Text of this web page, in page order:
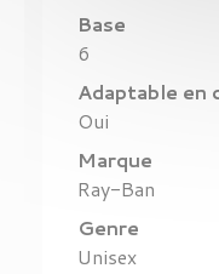
Base
6
Adaptable en
Oui
Marque
Ray-Ban
Genre
Unisex